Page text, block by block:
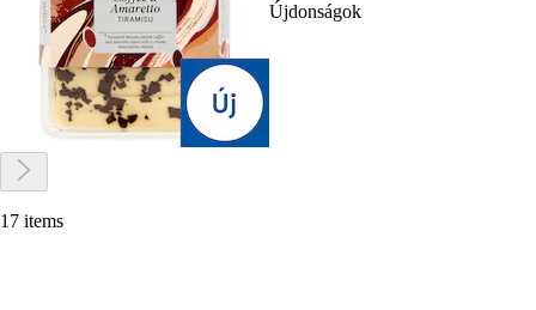
Újdonságok
17 items